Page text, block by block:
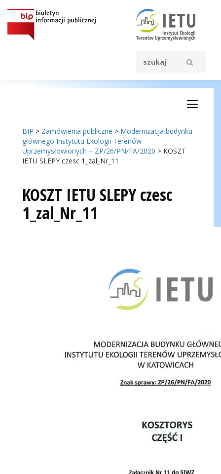
BIP > Zamówienia publiczne > Modernizacja budynku
głównego Instytutu Ekologii Terenów
Uprzemysłowionych – ZP/26/PN/FA/2020 > KOSZT
IETU SLEPY czesc 1_zal_Nr_11
KOSZT IETU SLEPY czesc
1_zal_Nr_11